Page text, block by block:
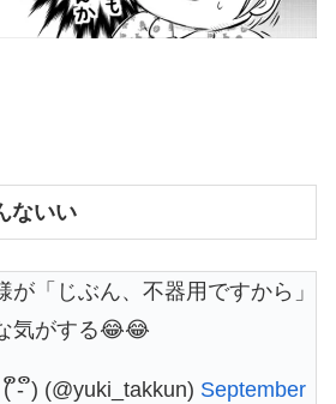
ないい
が「じぶん、不器用ですから」
気がする😂😂
) (@yuki_takkun) September